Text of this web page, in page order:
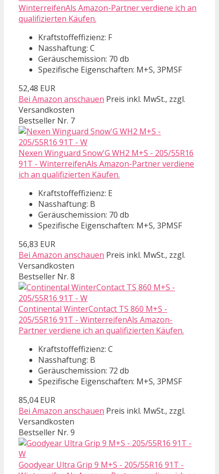
WinterreifenAls Amazon-Partner verdiene ich an
qualifizierten Käufen.
Kraftstoffeffizienz: F
Nasshaftung: C
Geräuschemission: 70 db
Spezifische Eigenschaften: M+S, 3PMSF
52,48 EUR
Bei Amazon anschauen Preis inkl. MwSt., zzgl.
Versandkosten
Bestseller Nr. 7
Nexen Winguard Snow'G WH2 M+S - 205/55R16
91T - WinterreifenAls Amazon-Partner verdiene
ich an qualifizierten Käufen.
Kraftstoffeffizienz: E
Nasshaftung: B
Geräuschemission: 70 db
Spezifische Eigenschaften: M+S, 3PMSF
56,83 EUR
Bei Amazon anschauen Preis inkl. MwSt., zzgl.
Versandkosten
Bestseller Nr. 8
Continental WinterContact TS 860 M+S -
205/55R16 91T - WinterreifenAls Amazon-
Partner verdiene ich an qualifizierten Käufen.
Kraftstoffeffizienz: C
Nasshaftung: B
Geräuschemission: 72 db
Spezifische Eigenschaften: M+S, 3PMSF
85,04 EUR
Bei Amazon anschauen Preis inkl. MwSt., zzgl.
Versandkosten
Bestseller Nr. 9
Goodyear Ultra Grip 9 M+S - 205/55R16 91T -